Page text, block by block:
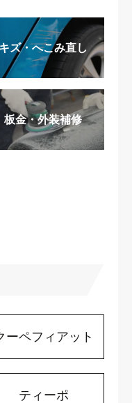
キズ・へこみ直し
板金・外装補修
ーペフィアット
ティーポ